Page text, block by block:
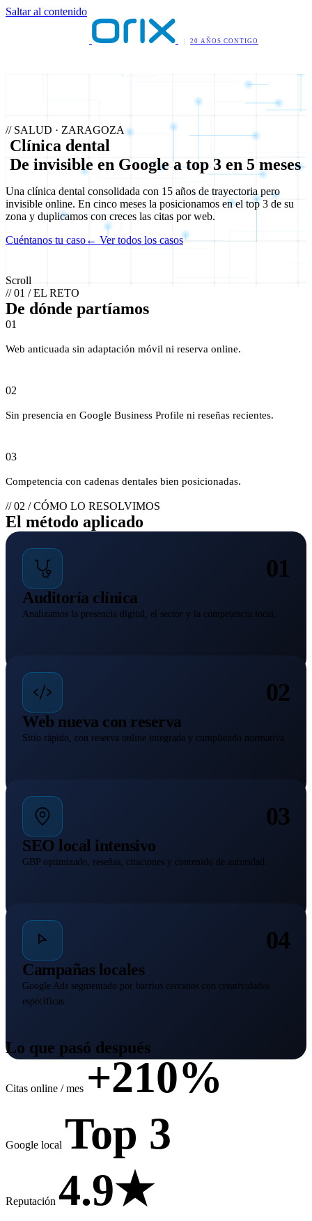
Saltar al contenido
20 AÑOS CONTIGO
// SALUD · ZARAGOZA
Clínica dental
De invisible en Google a top 3 en 5 meses
Una clínica dental consolidada con 15 años de trayectoria pero
invisible online. En cinco meses la posicionamos en el top 3 de su
zona y duplicamos con creces las citas por web.
Cuéntanos tu caso← Ver todos los casos
Scroll
// 01 / EL RETO
De dónde partíamos
01
Web anticuada sin adaptación móvil ni reserva online.
02
Sin presencia en Google Business Profile ni reseñas recientes.
03
Competencia con cadenas dentales bien posicionadas.
// 02 / CÓMO LO RESOLVIMOS
El método aplicado
01
Auditoría clínica
Analizamos la presencia digital, el sector y la competencia local.
02
Web nueva con reserva
Sitio rápido, con reserva online integrada y cumpliendo normativa.
03
SEO local intensivo
GBP optimizado, reseñas, citaciones y contenido de autoridad.
04
Campañas locales
Google Ads segmentado por barrios cercanos con creatividades
específicas.
Lo que pasó después
Citas online / mes +210%
Google local Top 3
Reputación 4.9★